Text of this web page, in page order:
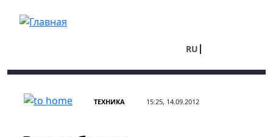
RU
ТЕХНИКА 15:25, 14.09.2012